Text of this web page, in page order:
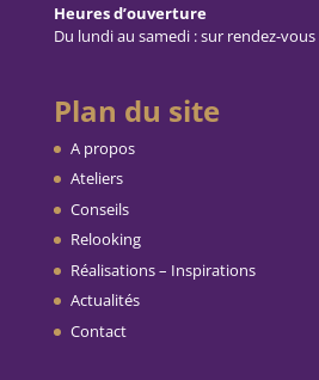
Heures d’ouverture
Du lundi au samedi : sur rendez-vous
Plan du site
A propos
Ateliers
Conseils
Relooking
Réalisations – Inspirations
Actualités
Contact